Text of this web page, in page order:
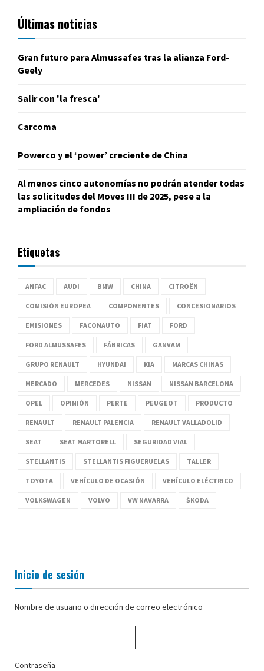
Últimas noticias
Gran futuro para Almussafes tras la alianza Ford-
Geely
Salir con 'la fresca'
Carcoma
Powerco y el ‘power’ creciente de China
Al menos cinco autonomías no podrán atender todas
las solicitudes del Moves III de 2025, pese a la
ampliación de fondos
Etiquetas
ANFAC AUDI BMW CHINA CITROËN
COMISIÓN EUROPEA COMPONENTES CONCESIONARIOS
EMISIONES FACONAUTO FIAT FORD
FORD ALMUSSAFES FÁBRICAS GANVAM
GRUPO RENAULT HYUNDAI KIA MARCAS CHINAS
MERCADO MERCEDES NISSAN NISSAN BARCELONA
OPEL OPINIÓN PERTE PEUGEOT PRODUCTO
RENAULT RENAULT PALENCIA RENAULT VALLADOLID
SEAT SEAT MARTORELL SEGURIDAD VIAL
STELLANTIS STELLANTIS FIGUERUELAS TALLER
TOYOTA VEHÍCULO DE OCASIÓN VEHÍCULO ELÉCTRICO
VOLKSWAGEN VOLVO VW NAVARRA ŠKODA
Inicio de sesión
Nombre de usuario o dirección de correo electrónico
Contraseña